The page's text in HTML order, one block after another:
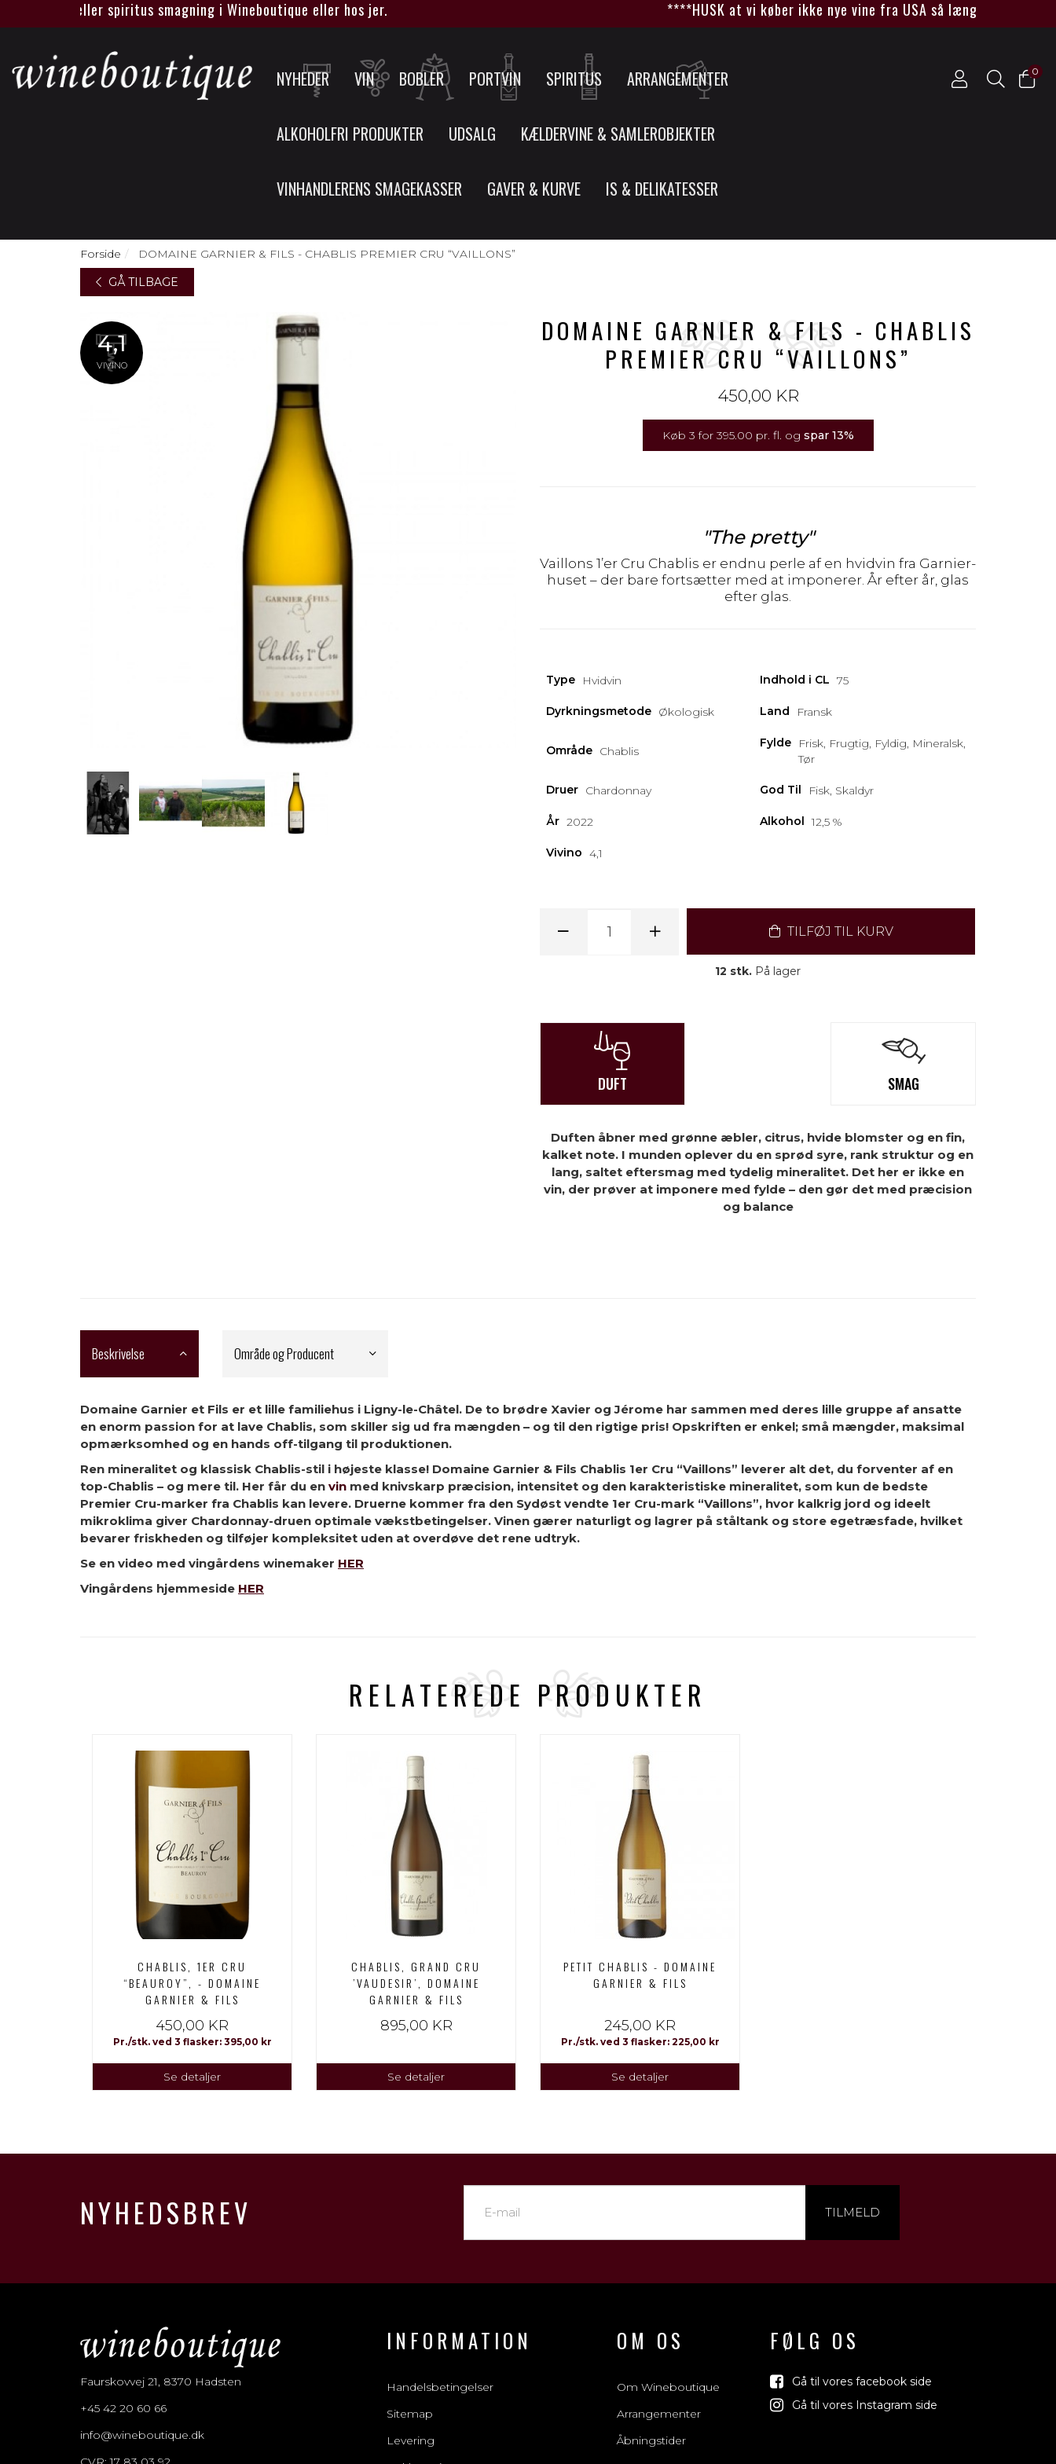
vin eller spiritus smagning i Wineboutique eller hos jer. ****HUSK at vi køber ikke nye vine fra USA så længe Trump sidder
NYHEDER VIN BOBLER PORTVIN SPIRITUS ARRANGEMENTER
ALKOHOLFRI PRODUKTER UDSALG KÆLDERVINE & SAMLEROBJEKTER
VINHANDLERENS SMAGEKASSER GAVER & KURVE IS & DELIKATESSER
0
Forside
DOMAINE GARNIER & FILS - CHABLIS PREMIER CRU “VAILLONS”
GÅ TILBAGE
4,1
VIVINO
DOMAINE GARNIER & FILS - CHABLIS
PREMIER CRU “VAILLONS”
450,00 KR
Køb 3 for 395.00 pr. fl. og spar 13%
"The pretty"
Vaillons 1’er Cru Chablis er endnu perle af en hvidvin fra Garnier-
huset – der bare fortsætter med at imponerer. År efter år, glas
efter glas.
Type Hvidvin Indhold i CL 75
Dyrkningsmetode Økologisk Land Fransk
Område Chablis
Fylde
Frisk, Frugtig, Fyldig, Mineralsk,
Tør
Druer Chardonnay God Til Fisk, Skaldyr
År 2022 Alkohol 12,5 %
Vivino 4,1
TILFØJ TIL KURV
12 stk. På lager
DUFT SMAG
Duften åbner med grønne æbler, citrus, hvide blomster og en fin,
kalket note. I munden oplever du en sprød syre, rank struktur og en
lang, saltet eftersmag med tydelig mineralitet. Det her er ikke en
vin, der prøver at imponere med fylde – den gør det med præcision
og balance
Beskrivelse Område og Producent
Domaine Garnier et Fils er et lille familiehus i Ligny-le-Châtel. De to brødre Xavier og Jérome har sammen med deres lille gruppe af ansatte
en enorm passion for at lave Chablis, som skiller sig ud fra mængden – og til den rigtige pris! Opskriften er enkel; små mængder, maksimal
opmærksomhed og en hands off-tilgang til produktionen.
Ren mineralitet og klassisk Chablis-stil i højeste klasse! Domaine Garnier & Fils Chablis 1er Cru “Vaillons” leverer alt det, du forventer af en
top-Chablis – og mere til. Her får du en vin med knivskarp præcision, intensitet og den karakteristiske mineralitet, som kun de bedste
Premier Cru-marker fra Chablis kan levere. Druerne kommer fra den Sydøst vendte 1er Cru-mark “Vaillons”, hvor kalkrig jord og ideelt
mikroklima giver Chardonnay-druen optimale vækstbetingelser. Vinen gærer naturligt og lagrer på ståltank og store egetræsfade, hvilket
bevarer friskheden og tilføjer kompleksitet uden at overdøve det rene udtryk.
Se en video med vingårdens winemaker HER
Vingårdens hjemmeside HER
RELATEREDE PRODUKTER
CHABLIS, 1ER CRU
“BEAUROY”, - DOMAINE
GARNIER & FILS
450,00 KR
Pr./stk. ved 3 flasker: 395,00 kr
Se detaljer
CHABLIS, GRAND CRU
’VAUDESIR’, DOMAINE
GARNIER & FILS
895,00 KR
Se detaljer
PETIT CHABLIS - DOMAINE
GARNIER & FILS
245,00 KR
Pr./stk. ved 3 flasker: 225,00 kr
Se detaljer
NYHEDSBREV TILMELD
Faurskovvej 21, 8370 Hadsten
+45 42 20 60 66
info@wineboutique.dk
INFORMATION
Handelsbetingelser
Sitemap
Levering
OM OS
Om Wineboutique
Arrangementer
Åbningstider
FØLG OS
Gå til vores facebook side
Gå til vores Instagram side